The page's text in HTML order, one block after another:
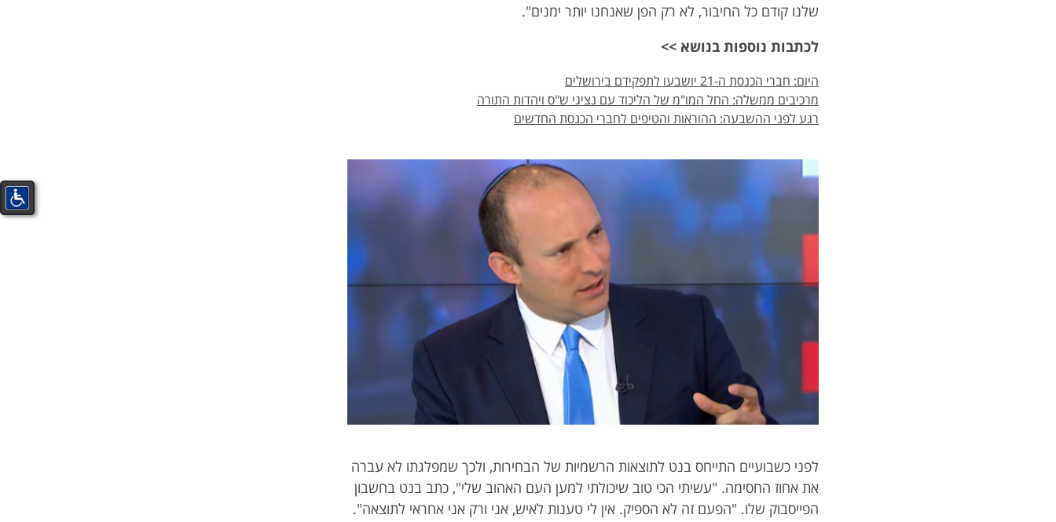
שלנו קודם כל החיבור, לא רק הפן שאנחנו יותר ימנים".
לכתבות נוספות בנושא >>
היום: חברי הכנסת ה-21 יושבעו לתפקידם בירושלים
מרכיבים ממשלה: החל המו"מ של הליכוד עם נציגי ש"ס ויהדות התורה
רגע לפני ההשבעה: ההוראות והטיפים לחברי הכנסת החדשים
לפני כשבועיים התייחס בנט לתוצאות הרשמיות של הבחירות, ולכך שמפלגתו לא עברה
את אחוז החסימה. "עשיתי הכי טוב שיכולתי למען העם האהוב שלי", כתב בנט בחשבון
הפייסבוק שלו. "הפעם זה לא הספיק. אין לי טענות לאיש, אני ורק אני אחראי לתוצאה".